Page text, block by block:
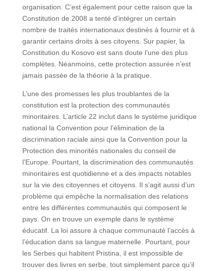
organisation. C’est également pour cette raison que la
Constitution de 2008 a tenté d’intégrer un certain
nombre de traités internationaux destinés à fournir et à
garantir certains droits à ses citoyens. Sur papier, la
Constitution du Kosovo est sans doute l’une des plus
complètes. Néanmoins, cette protection assurée n’est
jamais passée de la théorie à la pratique.
L’une des promesses les plus troublantes de la
constitution est la protection des communautés
minoritaires. L’article 22 inclut dans le système juridique
national la Convention pour l’élimination de la
discrimination raciale ainsi que la Convention pour la
Protection des minorités nationales du conseil de
l’Europe. Pourtant, la discrimination des communautés
minoritaires est quotidienne et a des impacts notables
sur la vie des citoyennes et citoyens. Il s’agit aussi d’un
problème qui empêche la normalisation des relations
entre les différentes communautés qui composent le
pays. On en trouve un exemple dans le système
éducatif. La loi assure à chaque communauté l’accès à
l’éducation dans sa langue maternelle. Pourtant, pour
les Serbes qui habitent Pristina, il est impossible de
trouver des livres en serbe, tout simplement parce qu’il